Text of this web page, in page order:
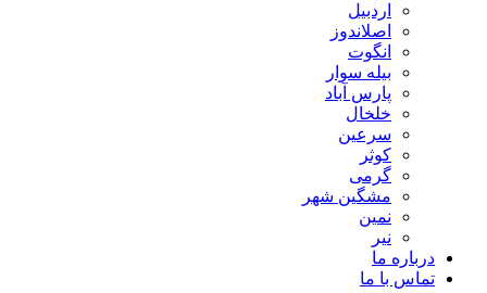
اردبیل
اصلاندوز
انگوت
بیله سوار
پارس آباد
خلخال
سرعین
کوثر
گرمی
مشگین شهر
نمین
نیر
درباره ما
تماس با ما